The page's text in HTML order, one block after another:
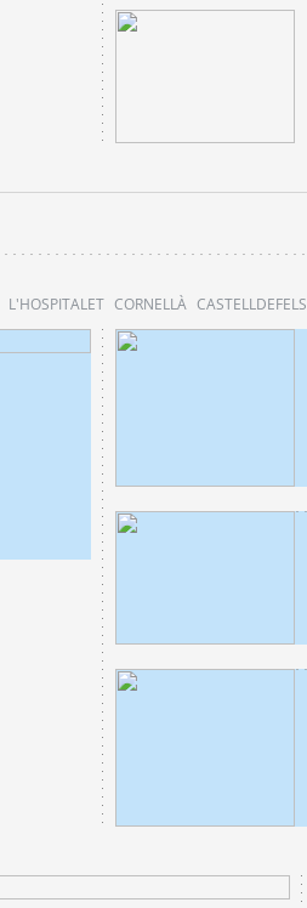
L'HOSPITALET CORNELLÀ CASTELLDEFELS